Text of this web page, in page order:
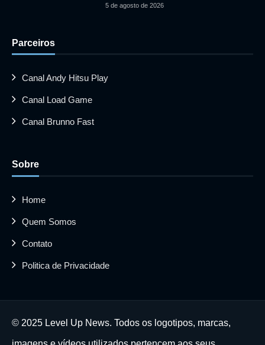
5 de agosto de 2026
Parceiros
Canal Andy Hitsu Play
Canal Load Game
Canal Brunno Fast
Sobre
Home
Quem Somos
Contato
Politica de Privacidade
© 2025 Level Up News. Todos os logotipos, marcas,